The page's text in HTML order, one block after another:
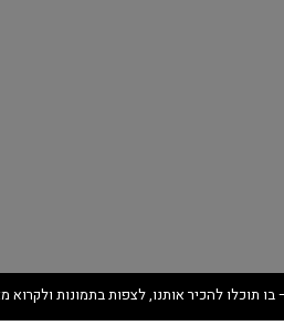
תוכלו להכיר אותנו, לצפות בתמונות ולקרוא